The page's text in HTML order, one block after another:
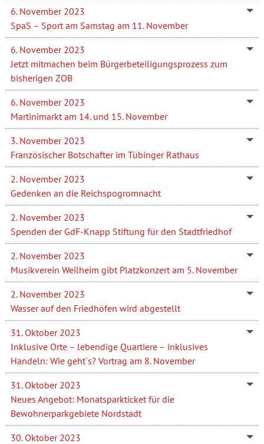
6. November 2023
SpaS – Sport am Samstag am 11. November
6. November 2023
Jetzt mitmachen beim Bürgerbeteiligungsprozess zum
bisherigen ZOB
6. November 2023
Martinimarkt am 14. und 15. November
3. November 2023
Französischer Botschafter im Tübinger Rathaus
2. November 2023
Gedenken an die Reichspogromnacht
2. November 2023
Spenden der GdF-Knapp Stiftung für den Stadtfriedhof
2. November 2023
Musikverein Weilheim gibt Platzkonzert am 5. November
2. November 2023
Wasser auf den Friedhöfen wird abgestellt
31. Oktober 2023
Inklusive Orte – lebendige Quartiere – inklusives
Handeln: Wie geht`s? Vortrag am 8. November
31. Oktober 2023
Neues Angebot: Monatsparkticket für die
Bewohnerparkgebiete Nordstadt
30. Oktober 2023